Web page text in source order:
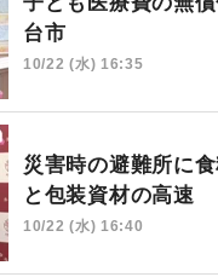
台市
10/22 (水) 16:35
災害時の避難所に
と包装資材の高速
10/22 (水) 16:40